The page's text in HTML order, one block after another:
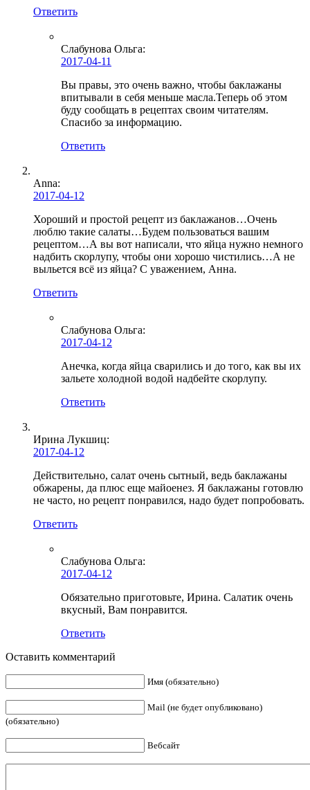
Ответить
Слабунова Ольга:
2017-04-11
Вы правы, это очень важно, чтобы баклажаны
впитывали в себя меньше масла.Теперь об этом
буду сообщать в рецептах своим читателям.
Спасибо за информацию.
Ответить
Anna:
2017-04-12
Хороший и простой рецепт из баклажанов…Очень
люблю такие салаты…Будем пользоваться вашим
рецептом…А вы вот написали, что яйца нужно немного
надбить скорлупу, чтобы они хорошо чистились…А не
выльется всё из яйца? С уважением, Анна.
Ответить
Слабунова Ольга:
2017-04-12
Анечка, когда яйца сварились и до того, как вы их
зальете холодной водой надбейте скорлупу.
Ответить
Ирина Лукшиц:
2017-04-12
Действительно, салат очень сытный, ведь баклажаны
обжарены, да плюс еще майоенез. Я баклажаны готовлю
не часто, но рецепт понравился, надо будет попробовать.
Ответить
Слабунова Ольга:
2017-04-12
Обязательно приготовьте, Ирина. Салатик очень
вкусный, Вам понравится.
Ответить
Оставить комментарий
Имя (обязательно)
Mail (не будет опубликовано)
(обязательно)
Вебсайт